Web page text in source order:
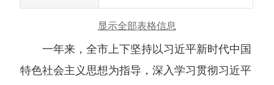
显示全部表格信息
一年来，全市上下坚持以习近平新时代中国
特色社会主义思想为指导，深入学习贯彻习近平